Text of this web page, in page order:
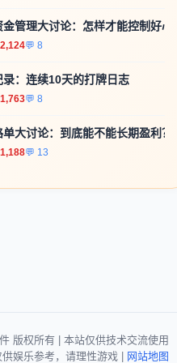
金管理大讨论：怎样才能控制好心...
💬 8
录：连续10天的打牌日志
💬 8
单大讨论：到底能不能长期盈利？
💬 13
版权所有 | 本站仅供技术交流使用
供娱乐参考，请理性游戏 |
网站地图